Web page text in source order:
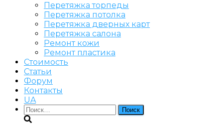
Перетяжка торпеды
Перетяжка потолка
Перетяжка дверных карт
Перетяжка салона
Ремонт кожи
Ремонт пластика
Стоимость
Статьи
Форум
Контакты
UA
Найти: